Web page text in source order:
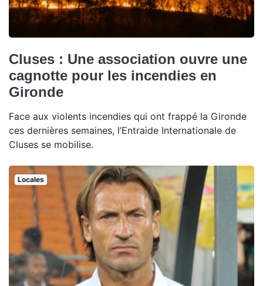
Cluses : Une association ouvre une
cagnotte pour les incendies en
Gironde
Face aux violents incendies qui ont frappé la Gironde
ces dernières semaines, l’Entraide Internationale de
Cluses se mobilise.
Locales